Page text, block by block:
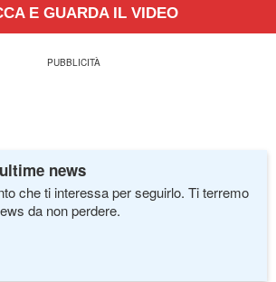
E GUARDA IL VIDEO
news
che ti interessa per seguirlo. Ti terremo
da non perdere.